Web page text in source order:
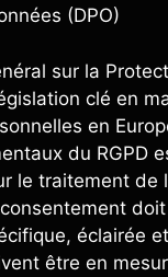
(DPO)
sur la
clé en
en
du RGPD
le traitement de
éclairée
être en